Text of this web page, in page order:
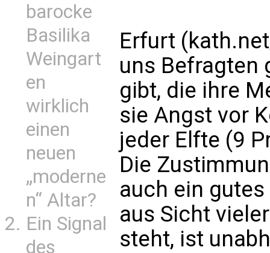
barocke
Basilika
Weingart
en
wirklich
einen
neuen
„moderne
n“ Altar?
Ein Signal
des
Erfurt
uns Befragten
gibt, die ihre
sie Angst vor
jeder Elfte (9
Die
auch ein
aus Sicht
steht, ist